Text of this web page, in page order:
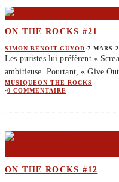
ON THE ROCKS #21
SIMON BENOIT-GUYOD·7 MARS
Les puristes lui préfèrent «
ambitieuse. Pourtant, « Give
MUSIQUEON THE ROCKS
·0 COMMENTAIRE
ON THE ROCKS #12